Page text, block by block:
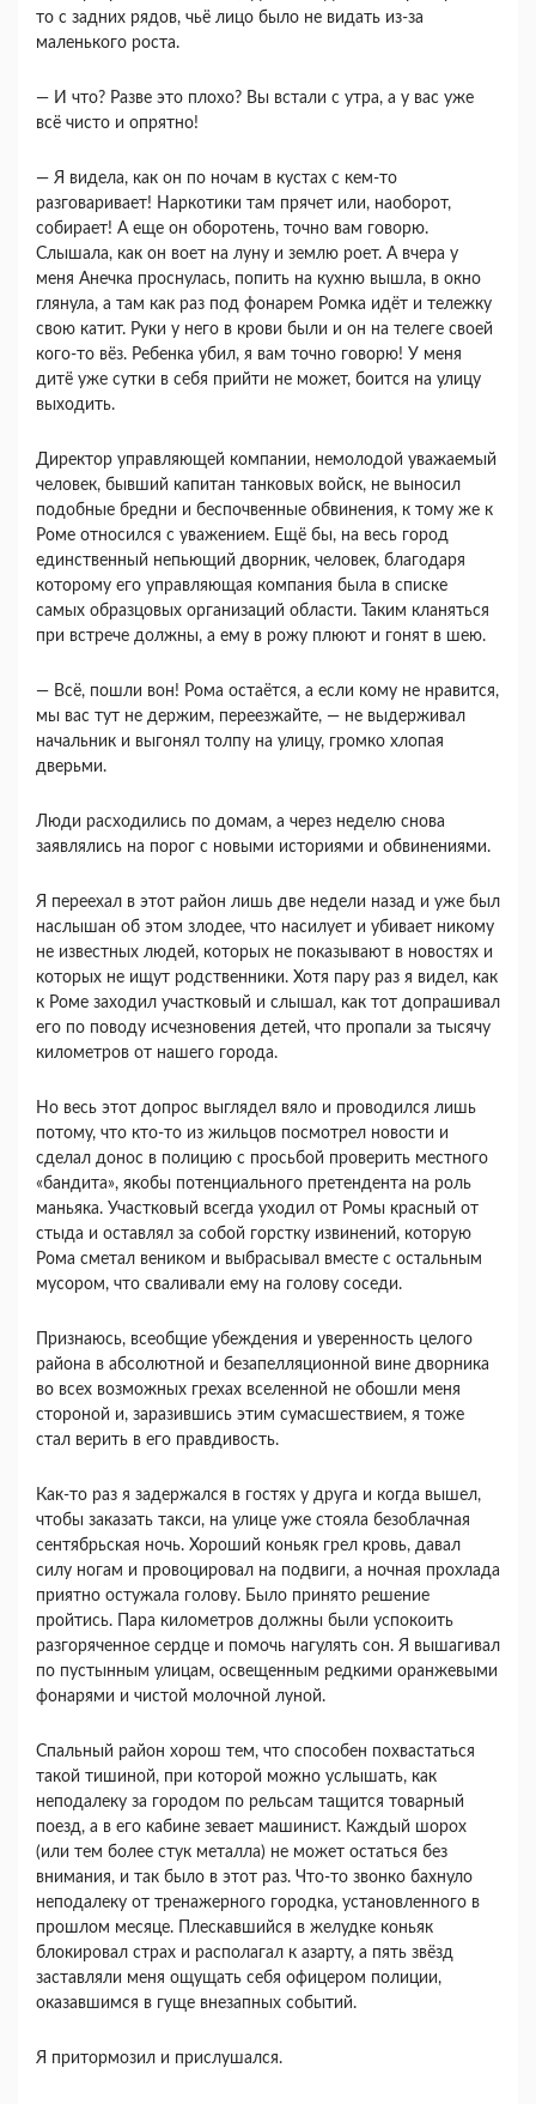
то с задних рядов, чьё лицо было не видать из-за
маленького роста.
― И что? Разве это плохо? Вы встали с утра, а у вас уже
всё чисто и опрятно!
― Я видела, как он по ночам в кустах с кем-то
разговаривает! Наркотики там прячет или, наоборот,
собирает! А еще он оборотень, точно вам говорю.
Слышала, как он воет на луну и землю роет. А вчера у
меня Анечка проснулась, попить на кухню вышла, в окно
глянула, а там как раз под фонарем Ромка идёт и тележку
свою катит. Руки у него в крови были и он на телеге своей
кого-то вёз. Ребенка убил, я вам точно говорю! У меня
дитё уже сутки в себя прийти не может, боится на улицу
выходить.
Директор управляющей компании, немолодой уважаемый
человек, бывший капитан танковых войск, не выносил
подобные бредни и беспочвенные обвинения, к тому же к
Роме относился с уважением. Ещё бы, на весь город
единственный непьющий дворник, человек, благодаря
которому его управляющая компания была в списке
самых образцовых организаций области. Таким кланяться
при встрече должны, а ему в рожу плюют и гонят в шею.
― Всё, пошли вон! Рома остаётся, а если кому не нравится,
мы вас тут не держим, переезжайте, ― не выдерживал
начальник и выгонял толпу на улицу, громко хлопая
дверьми.
Люди расходились по домам, а через неделю снова
заявлялись на порог с новыми историями и обвинениями.
Я переехал в этот район лишь две недели назад и уже был
наслышан об этом злодее, что насилует и убивает никому
не известных людей, которых не показывают в новостях и
которых не ищут родственники. Хотя пару раз я видел, как
к Роме заходил участковый и слышал, как тот допрашивал
его по поводу исчезновения детей, что пропали за тысячу
километров от нашего города.
Но весь этот допрос выглядел вяло и проводился лишь
потому, что кто-то из жильцов посмотрел новости и
сделал донос в полицию с просьбой проверить местного
«бандита», якобы потенциального претендента на роль
маньяка. Участковый всегда уходил от Ромы красный от
стыда и оставлял за собой горстку извинений, которую
Рома сметал веником и выбрасывал вместе с остальным
мусором, что сваливали ему на голову соседи.
Признаюсь, всеобщие убеждения и уверенность целого
района в абсолютной и безапелляционной вине дворника
во всех возможных грехах вселенной не обошли меня
стороной и, заразившись этим сумасшествием, я тоже
стал верить в его правдивость.
Как-то раз я задержался в гостях у друга и когда вышел,
чтобы заказать такси, на улице уже стояла безоблачная
сентябрьская ночь. Хороший коньяк грел кровь, давал
силу ногам и провоцировал на подвиги, а ночная прохлада
приятно остужала голову. Было принято решение
пройтись. Пара километров должны были успокоить
разгоряченное сердце и помочь нагулять сон. Я вышагивал
по пустынным улицам, освещенным редкими оранжевыми
фонарями и чистой молочной луной.
Спальный район хорош тем, что способен похвастаться
такой тишиной, при которой можно услышать, как
неподалеку за городом по рельсам тащится товарный
поезд, а в его кабине зевает машинист. Каждый шорох
(или тем более стук металла) не может остаться без
внимания, и так было в этот раз. Что-то звонко бахнуло
неподалеку от тренажерного городка, установленного в
прошлом месяце. Плескавшийся в желудке коньяк
блокировал страх и располагал к азарту, а пять звёзд
заставляли меня ощущать себя офицером полиции,
оказавшимся в гуще внезапных событий.
Я притормозил и прислушался.